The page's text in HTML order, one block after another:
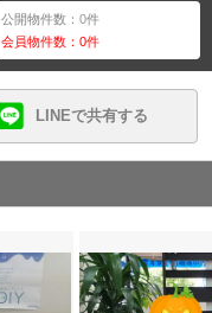
公開物件数：0件
会員物件数：0件
LINEで共有する